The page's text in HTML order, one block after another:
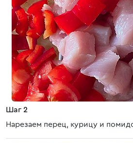
Шаг 2
Нарезаем перец, курицу и